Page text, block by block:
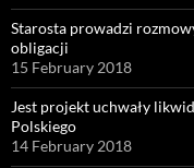
Starosta prowadzi
obligacji
15 February 2018
Jest projekt uchwały
Polskiego
14 February 2018